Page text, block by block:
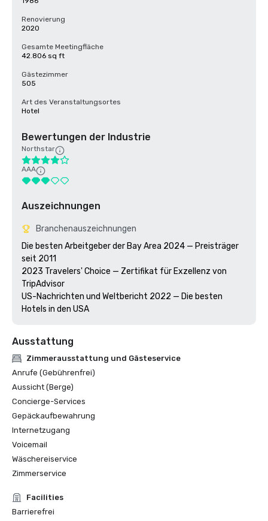
Renovierung
2020
Gesamte Meetingfläche
42.806 sq ft
Gästezimmer
505
Art des Veranstaltungsortes
Hotel
Bewertungen der Industrie
Northstar
AAA
Auszeichnungen
Branchenauszeichnungen
Die besten Arbeitgeber der Bay Area 2024 — Preisträger
seit 2011
2023 Travelers' Choice — Zertifikat für Exzellenz von
TripAdvisor
US-Nachrichten und Weltbericht 2022 — Die besten
Hotels in den USA
Ausstattung
Zimmerausstattung und Gästeservice
Anrufe (Gebührenfrei)
Aussicht (Berge)
Concierge-Services
Gepäckaufbewahrung
Internetzugang
Voicemail
Wäschereiservice
Zimmerservice
Facilities
Barrierefrei